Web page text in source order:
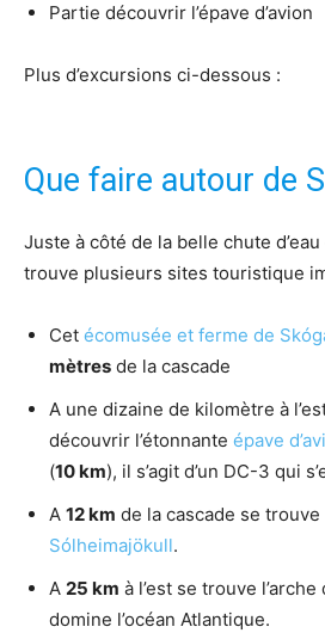
Partie découvrir l’épave d’avion
Plus d’excursions ci-dessous :
Que faire autour de
Juste à côté de la belle chute
trouve plusieurs sites touristique
Cet écomusée et ferme de
mètres de la cascade
A une dizaine de kilomètre à
découvrir l’étonnante épave
(10 km), il s’agit d’un DC-3 qui
A 12 km de la cascade se trouve
Sólheimajökull.
A 25 km à l’est se trouve l’arche
domine l’océan Atlantique.